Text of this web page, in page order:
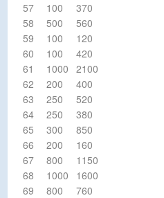
57
100
370
58
500
560
59
100
120
60
100
420
61
1000
2100
62
200
400
63
250
520
64
250
380
65
300
850
66
200
160
67
800
1150
68
1000
1600
69
800
760